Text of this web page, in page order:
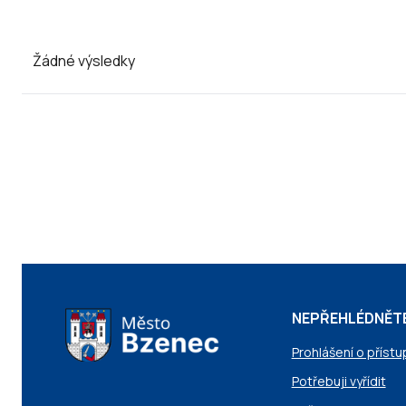
Žádné výsledky
Prohlášení o
Potřebuji vyřídit